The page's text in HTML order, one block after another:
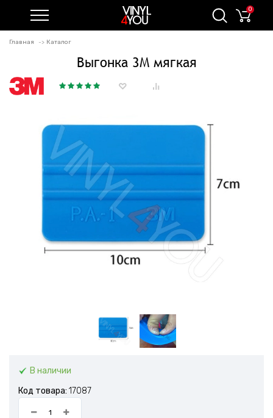
0
Главная Каталог
Выгонка 3М мягкая
В наличии
Код товара: 17087